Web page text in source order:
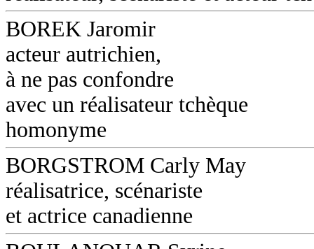
BOREK Jaromir
acteur autrichien,
à ne pas confondre
avec un réalisateur tchèque
homonyme
BORGSTROM Carly May
réalisatrice, scénariste
et actrice canadienne